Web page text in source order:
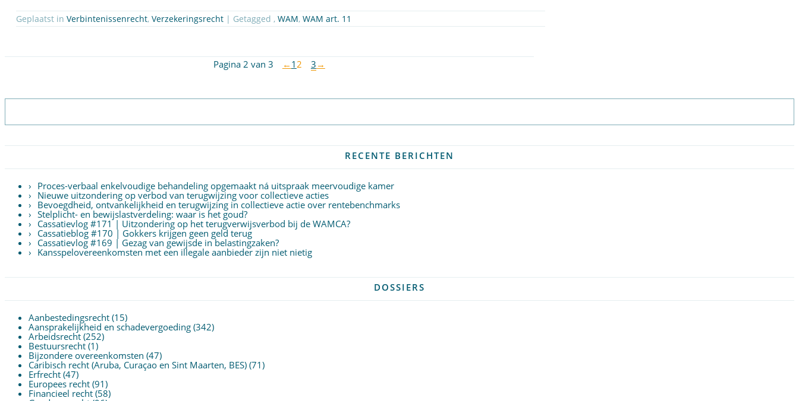
Geplaatst in Verbintenissenrecht, Verzekeringsrecht | Getagged , WAM, WAM art. 11
Pagina 2 van 3 ← 12 3 →
RECENTE BERICHTEN
Proces-verbaal enkelvoudige behandeling opgemaakt ná uitspraak meervoudige kamer
Nieuwe uitzondering op verbod van terugwijzing voor collectieve acties
Bevoegdheid, ontvankelijkheid en terugwijzing in collectieve actie over rentebenchmarks
Stelplicht- en bewijslastverdeling: waar is het goud?
Cassatievlog #171 | Uitzondering op het terugverwijsverbod bij de WAMCA?
Cassatieblog #170 | Gokkers krijgen geen geld terug
Cassatievlog #169 | Gezag van gewijsde in belastingzaken?
Kansspelovereenkomsten met een illegale aanbieder zijn niet nietig
DOSSIERS
Aanbestedingsrecht (15)
Aansprakelijkheid en schadevergoeding (342)
Arbeidsrecht (252)
Bestuursrecht (1)
Bijzondere overeenkomsten (47)
Caribisch recht (Aruba, Curaçao en Sint Maarten, BES) (71)
Erfrecht (47)
Europees recht (91)
Financieel recht (58)